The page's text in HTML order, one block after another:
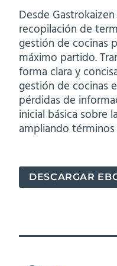
Desde
recopilación de
gestión de cocinas
máximo partido.
forma clara y
gestión de cocinas
pérdidas de
inicial básica sobre
ampliando
DESCARGAR